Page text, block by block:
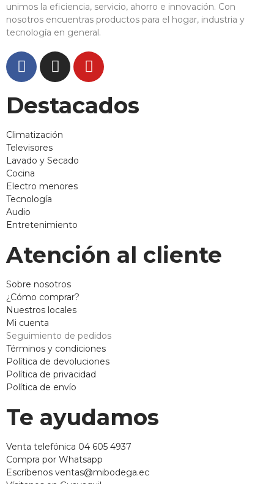
unimos la eficiencia, servicio, ahorro e innovación. Con
nosotros encuentras productos para el hogar, industria y
tecnología en general.
Destacados
Climatización
Televisores
Lavado y Secado
Cocina
Electro menores
Tecnología
Audio
Entretenimiento
Atención al cliente
Sobre nosotros
¿Cómo comprar?
Nuestros locales
Mi cuenta
Seguimiento de pedidos
Términos y condiciones
Política de devoluciones
Política de privacidad
Política de envío
Te ayudamos
Venta telefónica 04 605 4937
Compra por Whatsapp
Escríbenos ventas@mibodega.ec